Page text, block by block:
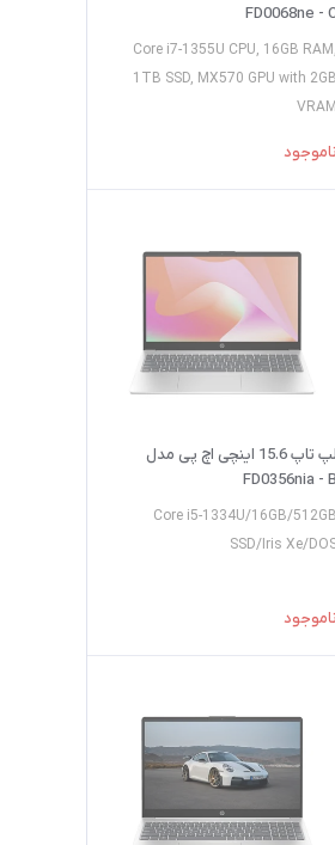
FD0068ne -
Core i7-1355U CPU, 16GB RAM,
1TB SSD, MX570 GPU with 2GB
VRAM
ناموجود
لپ تاپ 15.6 اینچی اچ پی مدل
FD0356nia - B
Core i5-1334U/16GB/512GB
SSD/Iris Xe/
ناموجود